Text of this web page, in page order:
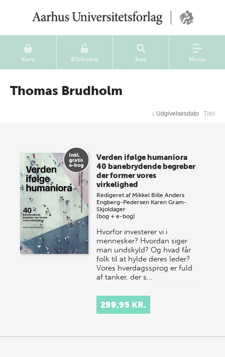
Kurv Bibliotek Søg Menu
Thomas Brudholm
↓ Udgivelsesdato Titel
Verden ifølge humaniora
40 banebrydende begreber
der former vores
virkelighed
Redigeret af Mikkel Bille Anders
Engberg-Pedersen Karen Gram-
Skjoldager
(bog + e-bog)
Hvorfor investerer vi i
mennesker? Hvordan siger
man undskyld? Og hvad får
folk til at hylde deres leder?
Vores hverdagssprog er fuld
af tanker, der s…
299,95 KR.